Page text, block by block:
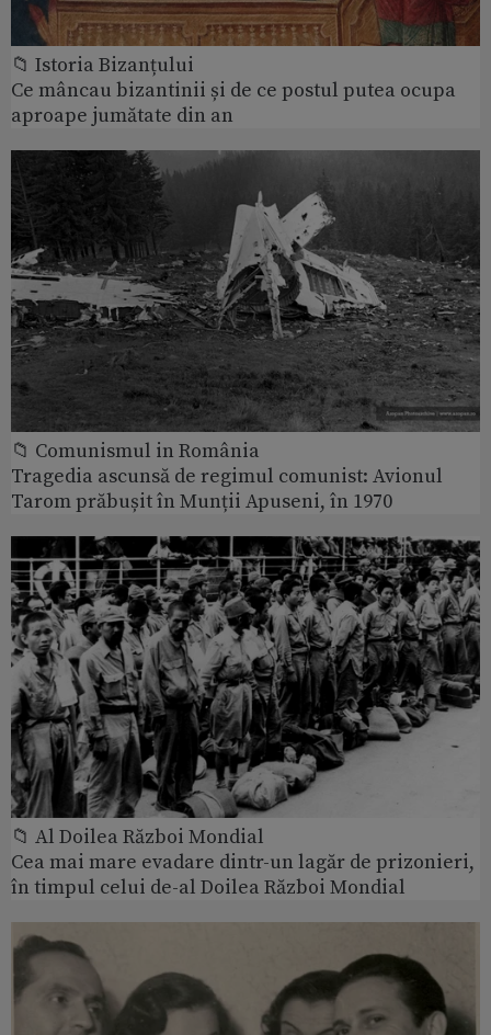
📁 Istoria Bizanțului
Ce mâncau bizantinii și de ce postul putea ocupa
aproape jumătate din an
📁 Comunismul in România
Tragedia ascunsă de regimul comunist: Avionul
Tarom prăbușit în Munții Apuseni, în 1970
📁 Al Doilea Război Mondial
Cea mai mare evadare dintr-un lagăr de prizonieri,
în timpul celui de-al Doilea Război Mondial